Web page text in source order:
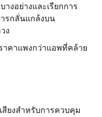
งอย่างและเรียกการ
รกลั่นแกล้งบน
ง
คาแพงกว่าแอพที่คล้าย
ยงสำหรับการควบคุม